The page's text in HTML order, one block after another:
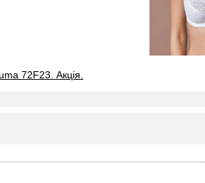
72F23. Акція.